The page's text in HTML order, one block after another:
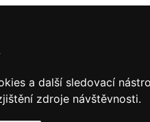
a další sledovací
zdroje návštěvnosti.